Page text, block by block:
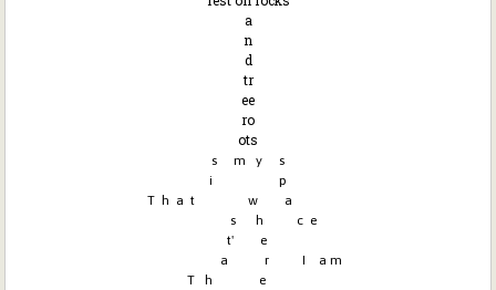
a
n
d
tr
ee
ro
ots
s m y s
i p
T h a t w a
s h c e
t' e
a r I a m
T h e